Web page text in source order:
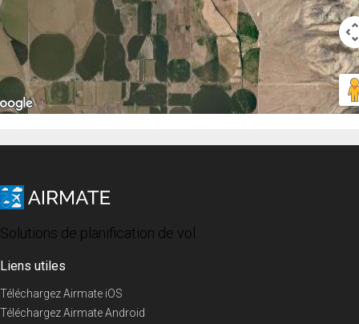
Solutions de planification de vol
Liens utiles
Téléchargez Airmate iOS
Téléchargez Airmate Android